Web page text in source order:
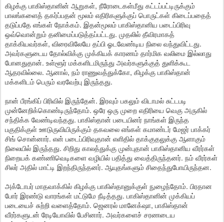
கிழக்கு பாகிஸ்தானின் ஆறுகள், நீரோடைகள்மீது கட்டப்பட்டிருக்கும்
பாலங்களைத் தகர்ப்பதன் மூலம் எதிரிகளுக்குப் பொருட்கள் கிடைப்பதைத்
தடுப்பதே எங்கள் நோக்கம். இதன்மூலம் பாகிஸ்தானிய படைப்பிரிவு
ஒவ்வொன்றும் தனிமைப்படுத்தப்பட்டது. முதலில் தீவிரமாகத்
தாக்கியவர்கள், விரைவிலேயே தப்பி ஓடவேண்டிய நிலை வந்துவிட்டது.
அவர்களுடைய தோல்விக்கு முக்கியக் காரணம் தார்மிக வலிமை இல்லாது
போனதுதான். உள்ளூர் மக்களிடமிருந்து அவர்களுக்குத் துளிக்கூட
ஆதரவில்லை. ஆனால், நம் ராணுவத்துக்கோ, கிழக்கு பாகிஸ்தான்
மக்களிடம் பெரும் வரவேற்பு இருந்தது.
நான் பீரங்கிப் பிரிவில் இருந்தேன். இரவும் பகலும் விடாமல் சுட்டபடி
முன்னேறிக்கொண்டிருந்தோம். ஒரே ஒரு முறை எதிரியை வெகு அருகில்
சந்திக்க வேண்டிவந்தது. பாகிஸ்தான் படையினர் நாங்கள் இருந்த
பகுதிக்குள் ஊடுருவியிருக்கும் தகவலை எங்கள் கமாண்டர் மேஜர் பாக்கர்
சிங் சொன்னார். என் படைப்பிரிவுதான் எளிதில் தாக்குதலுக்கு ஆளாகும்
நிலையில் இருந்தது. சிறிது காலத்துக்கு முன்புதான் பாகிஸ்தானிய வீரர்கள்
நிறையக் கண்ணிவெடிகளை வழியில் பதித்து வைத்திருந்தனர். நம் வீரர்கள்
சிலர் அதில் மாட்டி இறந்திருந்தனர். ஆயுதங்களும் சிதைந்துபோயிருந்தன.
அக்டோபர் மாதவாக்கில் கிழக்கு பாகிஸ்தானுக்குள் நுழைந்தோம். பிரதான
போர் இரண்டு வாரங்கள் மட்டுமே நீடித்தது. பாகிஸ்தானின் முக்கியப்
படையைச் சுற்றி வளைத்தோம். ஜெனரல் மானேக்‌ஷா, பாகிஸ்தான்
வீரர்களுடன் ரேடியோவில் பேசினார். அவர்களைச் சரணடைய